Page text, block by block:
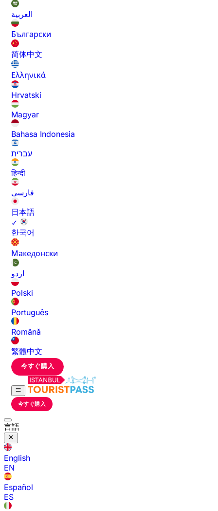
العربية
Български
简体中文
Ελληνικά
Hrvatski
Magyar
Bahasa Indonesia
עברית
हिन्दी
فارسی
日本語
✓
한국어
Македонски
اردو
Polski
Português
Română
繁體中文
今すぐ購入
今すぐ購入
言語
English
EN
Español
ES